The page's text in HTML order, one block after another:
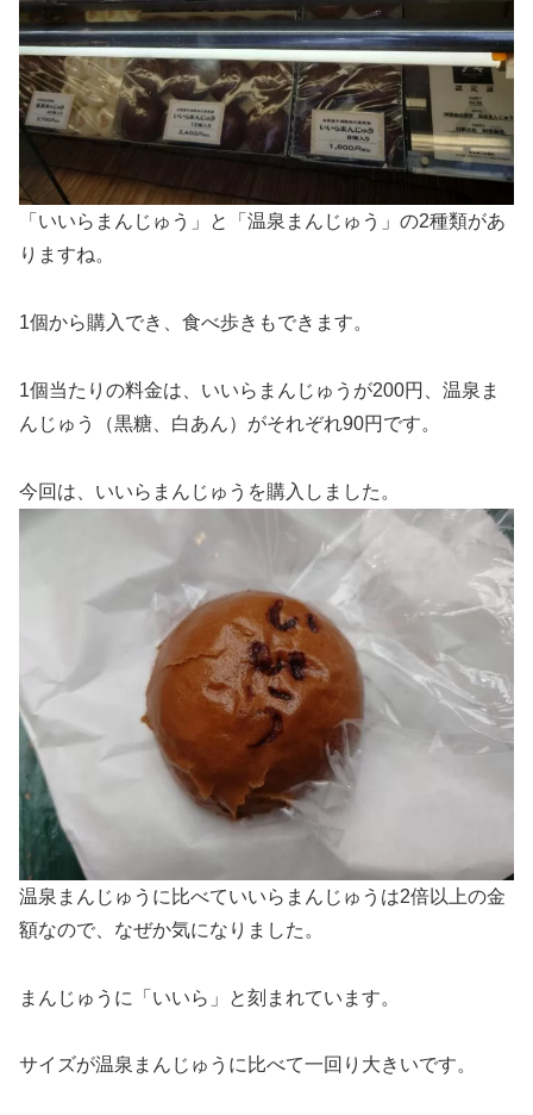
「いいらまんじゅう」と「温泉まんじゅう」の2種類があ
りますね。
1個から購入でき、食べ歩きもできます。
1個当たりの料金は、いいらまんじゅうが200円、温泉ま
んじゅう（黒糖、白あん）がそれぞれ90円です。
今回は、いいらまんじゅうを購入しました。
温泉まんじゅうに比べていいらまんじゅうは2倍以上の金
額なので、なぜか気になりました。
まんじゅうに「いいら」と刻まれています。
サイズが温泉まんじゅうに比べて一回り大きいです。